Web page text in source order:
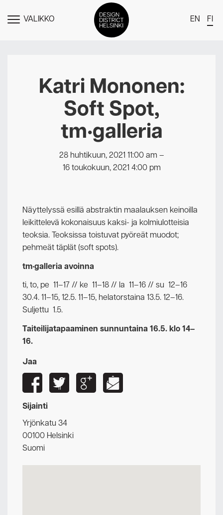
NÄYTÄVALIKKO EN FI
Jäsenet
Tapahtumat
Uutiset
Medialle
Meistä
Design District Helsingin jäsenyydestä
Katri Mononen:
Soft Spot,
tm•galleria
28 huhtikuun, 2021 11:00 am –
16 toukokuun, 2021 4:00 pm
Näyttelyssä esillä abstraktin maalauksen keinoilla
leikittelevä kokonaisuus kaksi- ja kolmiulotteisia
teoksia. Teoksissa toistuvat pyöreät muodot;
pehmeät täplät (soft spots).
tm•galleria avoinna
ti, to, pe 11–17 // ke 11–18 // la 11–16 // su 12–16
30.4. 11–15, 12.5. 11­–15, helatorstaina 13.5. 12–16.
Suljettu 1.5.
Taiteilijatapaaminen sunnuntaina 16.5. klo 14–
16.
Jaa
Sijainti
Yrjönkatu 34
00100 Helsinki
Suomi